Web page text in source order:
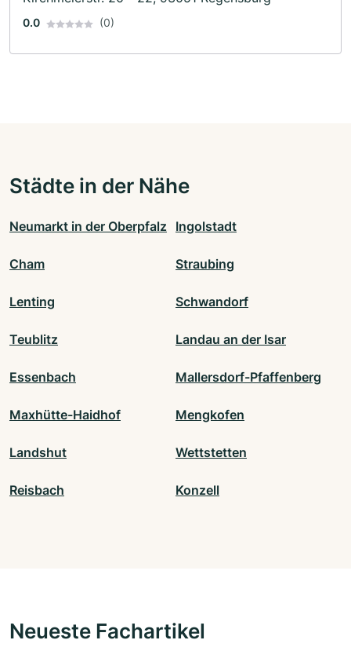
0.0 (0)
Städte in der Nähe
Neumarkt in der Oberpfalz Ingolstadt
Cham Straubing
Lenting Schwandorf
Teublitz Landau an der Isar
Essenbach Mallersdorf-Pfaffenberg
Maxhütte-Haidhof Mengkofen
Landshut Wettstetten
Reisbach Konzell
Neueste Fachartikel